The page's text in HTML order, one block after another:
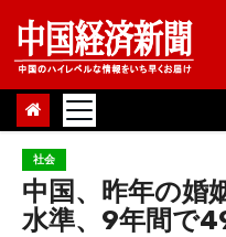
Skip
content
社会
中国、昨年の婚
水準、9年間で